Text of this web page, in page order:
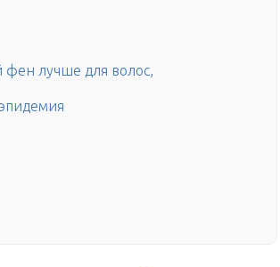
фен лучше для волос,